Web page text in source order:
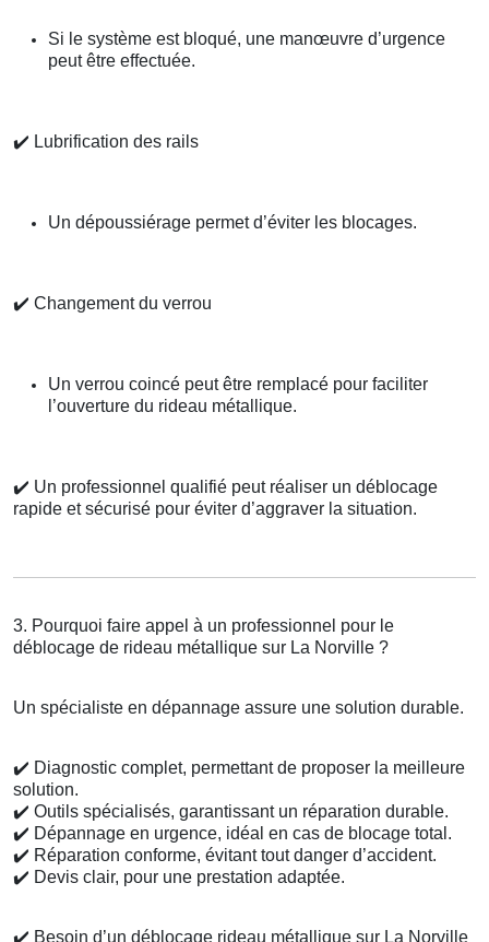
Si le système est bloqué, une manœuvre d’urgence
peut être effectuée.
✔️ Lubrification des rails
Un dépoussiérage permet d’éviter les blocages.
✔️ Changement du verrou
Un verrou coincé peut être remplacé pour faciliter
l’ouverture du rideau métallique.
✔️ Un professionnel qualifié peut réaliser un déblocage
rapide et sécurisé pour éviter d’aggraver la situation.
3. Pourquoi faire appel à un professionnel pour le
déblocage de rideau métallique sur La Norville ?
Un spécialiste en dépannage assure une solution durable.
✔️ Diagnostic complet, permettant de proposer la meilleure
solution.
✔️ Outils spécialisés, garantissant un réparation durable.
✔️ Dépannage en urgence, idéal en cas de blocage total.
✔️ Réparation conforme, évitant tout danger d’accident.
✔️ Devis clair, pour une prestation adaptée.
✔️ Besoin d’un déblocage rideau métallique sur La Norville